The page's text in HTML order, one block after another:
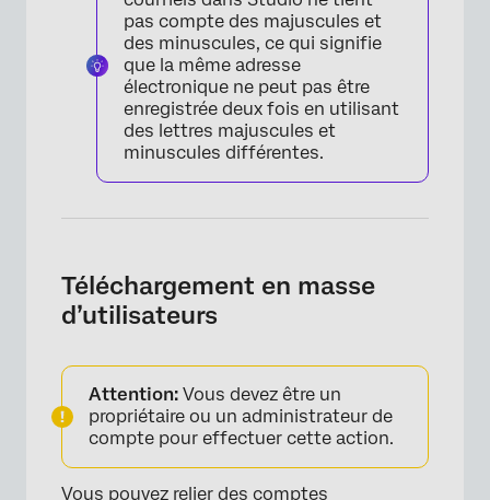
pas compte des majuscules et
des minuscules, ce qui signifie
que la même adresse
électronique ne peut pas être
enregistrée deux fois en utilisant
des lettres majuscules et
minuscules différentes.
Téléchargement en masse
d’utilisateurs
Attention: Vous devez être un
propriétaire ou un administrateur de
compte pour effectuer cette action.
Vous pouvez relier des comptes